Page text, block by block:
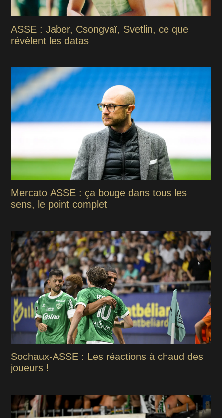
ASSE : Jaber, Csongvaï, Svetlin, ce que
révèlent les datas
Mercato ASSE : ça bouge dans tous les
sens, le point complet
Sochaux-ASSE : Les réactions à chaud des
joueurs !